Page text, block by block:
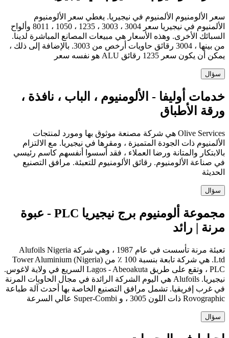
سعر الألومنيوم الألمنيوم في نيجيريا. يغطي سعر الألومنيوم
الألمنيوم في نيجيريا سعر 3004 ، 3003 ، 1235 ، 1050 ، 8011 وألواح
السبائك الأخرى. وهذه الأسعار هي مبيعات المصانع المباشرة لدينا.
من بينها ، 3004 رقائق حاويات أرخص من 3003. بالإضافة إلى ذلك ،
يمكن أن يكون سعر 1235 رقائق ALU هو نفسه سعر
سؤال
خدمات أوليفا - الألومنيوم ، الباب ، نافذة ،
ورقة الأطباق
Olive Services هي شركة مصنعة موثوق بها ومورد لمنتجات
الألمنيوم ذات الجودة المتميزة ، ومقرها في نيجيريا. مع الالتزام
بالابتكار والمتانة ورضا العملاء ، فقد أسسوا أنفسهم كاسم رئيسي
في صناعة الألومنيوم. رقائق الألومنيوم للتعبئة. مرافق التصنيع
الحديثة
سؤال
مجموعة ألومنيوم برج نيجيريا PLC - عبوة
مرنة | رائد
تعبئة مرنة تأسست في عام 1987 ، وهي شركة Alufoils Nigeria
Ltd. هي شركة تابعة بنسبة 100 ٪ من Tower Aluminium (Nigeria)
PLC ، وتقع على طريق Lagos - Abeoakuta السريع في ولاية لاغوس.
نيجيريا. Alufoils هي اليوم الشركة الرائدة في مجال الحاويات المرنة
في غرب إفريقيا. تشمل مرافق التصنيع الخاصة بها أحدث آلة طباعة
Rovographic ذات اللون 3005 ، و Super-Combi عالي السرعة
سؤال